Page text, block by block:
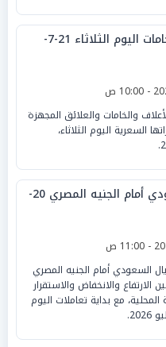
أسعار الأعلاف والخامات اليوم الثلاثاء 21-7-
والخامات والعلائق المجهزة
السعرية اليوم الثلاثاء،
أسعار الريال السعودي أمام الجنيه المصري 20-
السعودي أمام الجنيه المصري
الارتفاع والانخفاض والاستقرار
مع بداية تعاملات اليوم